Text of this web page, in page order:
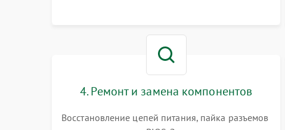
4. Ремонт и замена компонентов
Восстановление цепей питания, пайка разъемов